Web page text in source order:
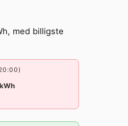
med billigste